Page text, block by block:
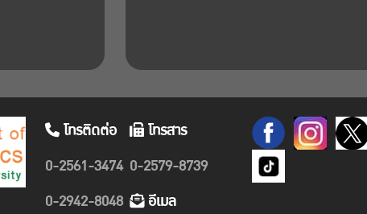
โทรติดต่อ
0-2561-3474
0-2942-8048
โทรสาร
0-2579-8739
อีเมล